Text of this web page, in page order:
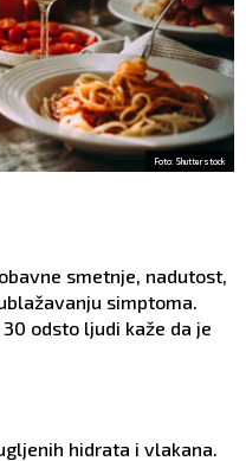
Foto: Shutterstock
smetnje, nadutost,
simptoma.
odsto ljudi kaže da je
hidrata i vlakana.